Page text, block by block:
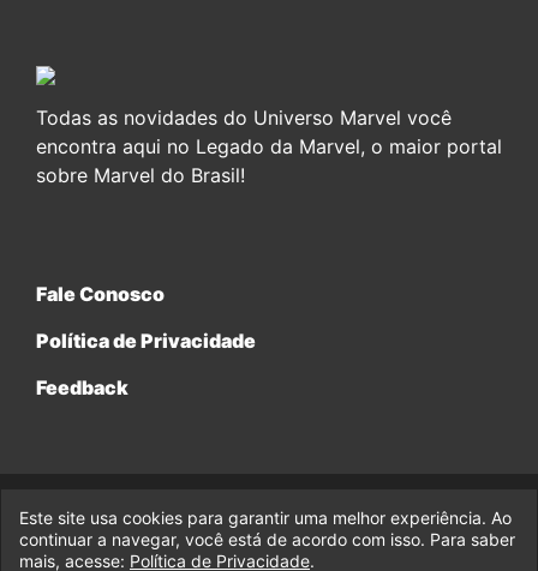
Todas as novidades do Universo Marvel você
encontra aqui no Legado da Marvel, o maior portal
sobre Marvel do Brasil!
Fale Conosco
Política de Privacidade
Feedback
© 2017-2026 Legado da Marvel, uma empresa da Legado
Enterprises.
Este site usa cookies para garantir uma melhor experiência. Ao
continuar a navegar, você está de acordo com isso. Para saber
mais, acesse: Política de Privacidade.